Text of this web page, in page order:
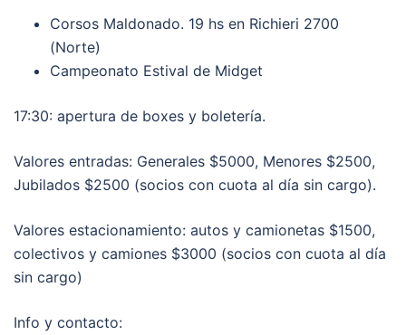
Corsos Maldonado. 19 hs en Richieri 2700
(Norte)
Campeonato Estival de Midget
17:30: apertura de boxes y boletería.
Valores entradas: Generales $5000, Menores $2500,
Jubilados $2500 (socios con cuota al día sin cargo).
Valores estacionamiento: autos y camionetas $1500,
colectivos y camiones $3000 (socios con cuota al día
sin cargo)
Info y contacto: